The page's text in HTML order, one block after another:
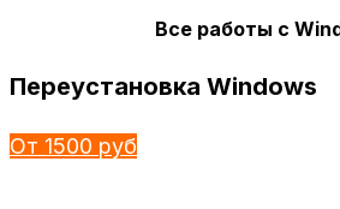
Все работы с
Переустановка Windows
От 1500 руб